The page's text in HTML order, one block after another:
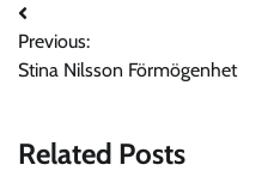
Post
navigation
Previous:
Stina Nilsson Förmögenhet
Related Posts